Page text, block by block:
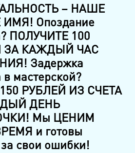
– НАШЕ
Опоздание
ПОЛУЧИТЕ 100
ЗА КАЖДЫЙ ЧАС
Задержка
в мастерской?
РУБЛЕЙ ИЗ СЧЕТА
ДЕНЬ
Мы ЦЕНИМ
и готовы
за свои ошибки!